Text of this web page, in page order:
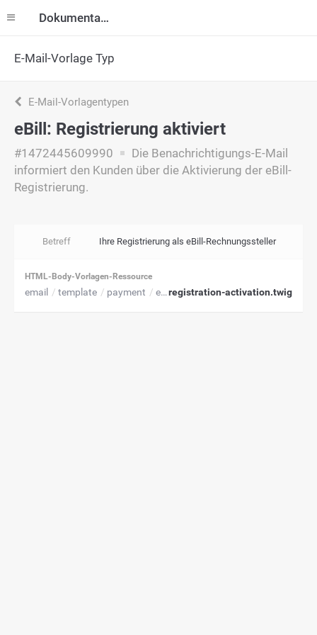
Dokumentation
E-Mail-Vorlage Typ
E-Mail-Vorlagentypen
eBill: Registrierung aktiviert
#1472445609990
Die Benachrichtigungs-E-Mail
informiert den Kunden über die Aktivierung der eBill-
Registrierung.
Betreff Ihre Registrierung als eBill-Rechnungssteller
HTML-Body-Vorlagen-Ressource
email template payment ebill registration-activation.twig